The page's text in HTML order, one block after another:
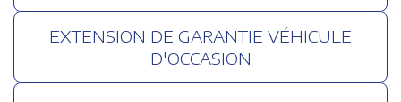
EXTENSION DE GARANTIE VÉHICULE
D'OCCASION